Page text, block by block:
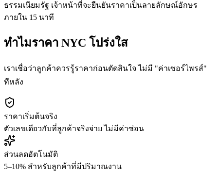
ธรรมเนียมรัฐ เจ้าหน้าที่จะยืนยันราคาเป็นลายลักษณ์อักษร
ภายใน 15 นาที
ทำไมราคา NYC โปร่งใส
เราเชื่อว่าลูกค้าควรรู้ราคาก่อนตัดสินใจ ไม่มี "ค่าเซอร์ไพรส์"
ทีหลัง
ราคาเริ่มต้นจริง
ตัวเลขเดียวกับที่ลูกค้าจริงจ่าย ไม่มีค่าซ่อน
ส่วนลดอัตโนมัติ
5–10% สำหรับลูกค้าที่มีปริมาณงาน